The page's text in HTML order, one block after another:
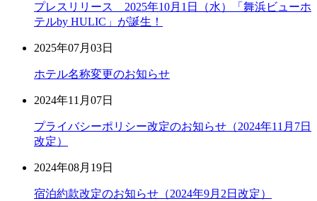
プレスリリース 2025年10月1日（水）「舞浜ビューホ
テルby HULIC」が誕生！
2025年07月03日
ホテル名称変更のお知らせ
2024年11月07日
プライバシーポリシー改定のお知らせ（2024年11月7日
改定）
2024年08月19日
宿泊約款改定のお知らせ（2024年9月2日改定）